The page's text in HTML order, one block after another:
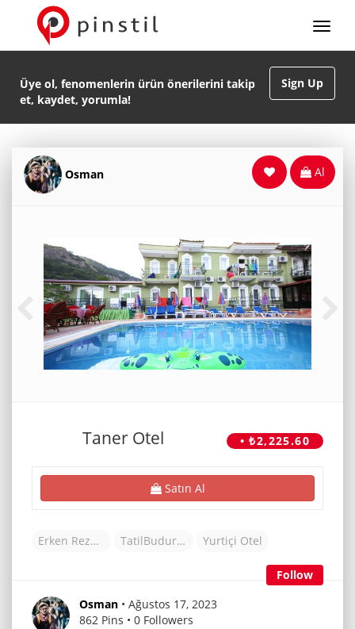
Sign Up
Üye ol, fenomenlerin ürün önerilerini takip
et, kaydet, yorumla!
Osman Al
• ₺2,225.60
Taner Otel
Satın Al
Erken Rezervasyon Otelleri TatilBudur Otel Yurtiçi Otel
Follow
Osman • Ağustos 17, 2023
862 Pins • 0 Followers